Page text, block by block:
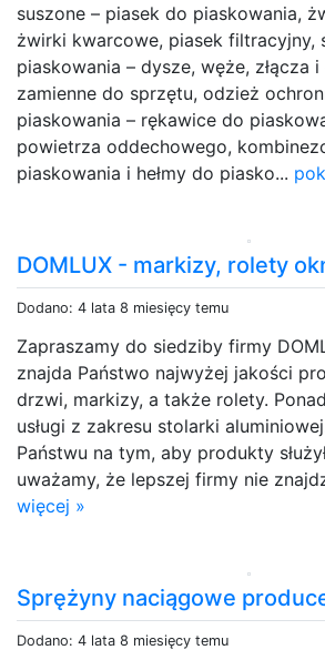
suszone – piasek do piaskowania,
żwirki kwarcowe, piasek filtracyjny,
piaskowania – dysze, węże, złącza
zamienne do sprzętu, odzież
piaskowania – rękawice do
powietrza oddechowego,
piaskowania i hełmy do piasko...
DOMLUX - markizy, rolety
Dodano: 4 lata 8 miesięcy temu
Zapraszamy do siedziby firmy
znajda Państwo najwyżej jakości
drzwi, markizy, a także rolety.
usługi z zakresu stolarki
Państwu na tym, aby produkty
uważamy, że lepszej firmy nie
więcej »
Sprężyny naciągowe
Dodano: 4 lata 8 miesięcy temu